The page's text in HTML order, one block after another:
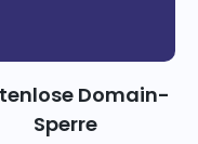
Domain-
Sperre